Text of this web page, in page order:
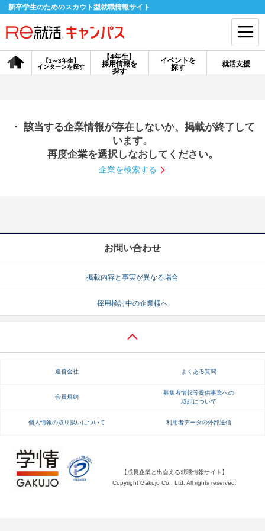
新卒学生のためのスカウト型就職情報サイト
【4年生】
採用情報を
探す
【1～3年生】
インターンを探す
イベントを
探す
就活支援
会員登録 ログイン
探す
【4年生】
説明会を探す
就活ノウハウ・サポート
就活ノウハウが満載！ お役立ち記事・相談室など
就活ニュースペーパー よくある質問
不明点があればこちら
・ 該当する企業情報が存在しないか、掲載が終了して
います。
再度企業を選択しなおしてください。
企業を検索する
お問い合わせ
掲載内容と事実が異なる場合
採用検討中の企業様へ
運営会社 よくある質問
会員規約
募集者情報等提供事業への
取組について
個人情報の取り扱いについて 利用者データの外部送信
【成長企業と出会える就職情報サイト】
Copyright Gakujo Co., Ltd. All rights reserved.